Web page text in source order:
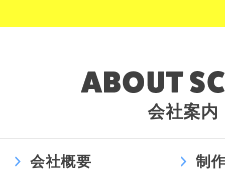
会社案内
会社概要 制